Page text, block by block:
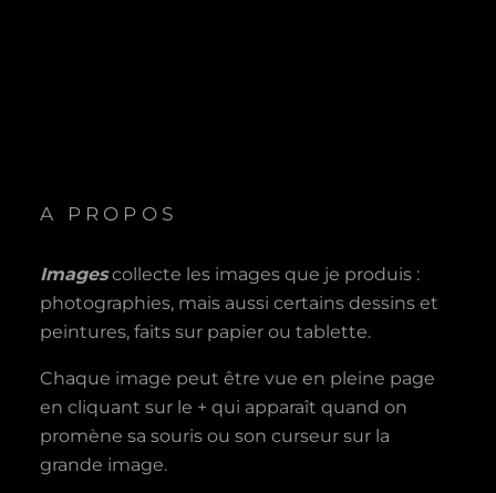
A PROPOS
Imagescollecte les images que je produis :
photographies, mais aussi certains dessins et
peintures, faits sur papier ou tablette.
Chaque image peut être vue en pleine page
en cliquant sur le + qui apparaît quand on
promène sa souris ou son curseur sur la
grande image.